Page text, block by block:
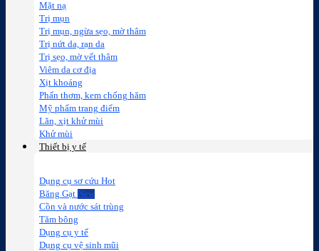
Mặt nạ
Trị mụn
Trị mụn, ngừa sẹo, mờ thâm
Trị nứt da, rạn da
Trị sẹo, mờ vết thâm
Viêm da cơ địa
Xịt khoáng
Phấn thơm, kem chống hăm
Mỹ phẩm trang điểm
Lăn, xịt khử mùi
Khử mùi
Thiết bị y tế
Dụng cụ sơ cứu
Băng Gạt
Cồn và nước sát trùng
Tăm bông
Dụng cụ y tế
Dụng cụ vệ sinh mũi